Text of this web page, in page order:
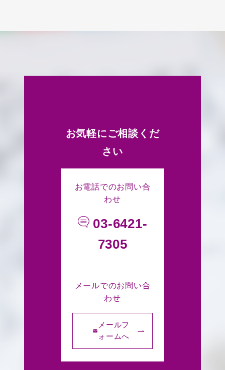
お気軽にご相談くだ
さい
お電話でのお問い合
わせ
03-6421-
7305
メールでのお問い合
わせ
メールフ
ォームへ